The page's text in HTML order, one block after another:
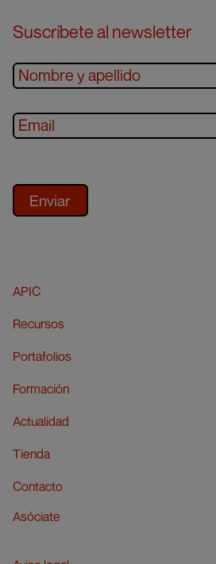
Suscríbete al newsletter
APIC
Recursos
Portafolios
Formación
Actualidad
Tienda
Contacto
Asóciate